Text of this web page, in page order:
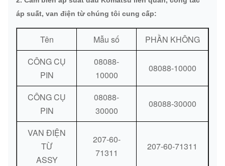
Phương thức
DHL / FedEx / TNT / UPS / Vận
chuyển hàng không / Vận chuyển
đường biển
Phương thức
thanh toán:
Ngân hàng / Western Union / Paypal
áp suất, van điện từ chúng tôi cung cấp:
Tên Mẫu số
PHẦN KHÔNG
CÔNG CỤ
PIN
08088-
10000
08088-10000
CÔNG CỤ
PIN
08088-
30000
08088-30000
VAN ĐIỆN
TỪ
ASSY
207-60-
71311
207-60-71311